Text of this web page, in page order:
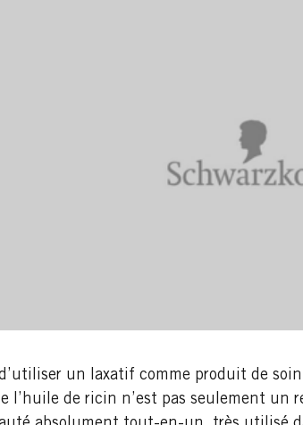
un laxatif comme produit de
l’huile de ricin n’est pas seulement